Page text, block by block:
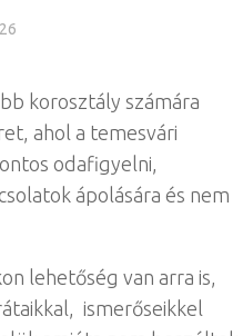
korosztály számára
ahol a temesvári
odafigyelni,
ápolására és nem
lehetőség van arra is,
ismerőseikkel